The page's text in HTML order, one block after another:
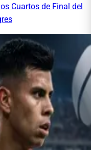
Cuartos de Final del